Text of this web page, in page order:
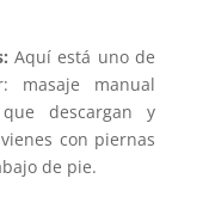
Aquí está uno de
masaje manual
descargan y
con piernas
de pie.